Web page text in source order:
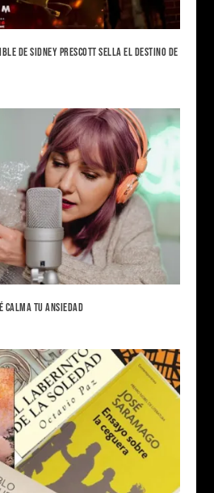
DE SIDNEY PRESCOTT SELLA EL DESTINO DE
CALMA TU ANSIEDAD